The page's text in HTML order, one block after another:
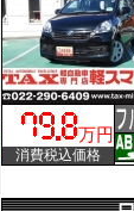
万円
消費税込価格